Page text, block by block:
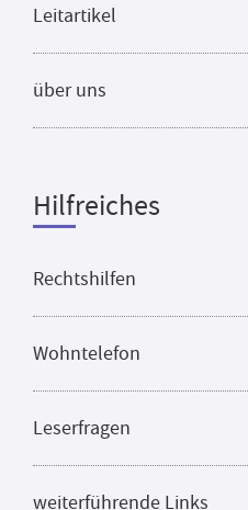
Leitartikel
über uns
Hilfreiches
Rechtshilfen
Wohntelefon
Leserfragen
weiterführende Links